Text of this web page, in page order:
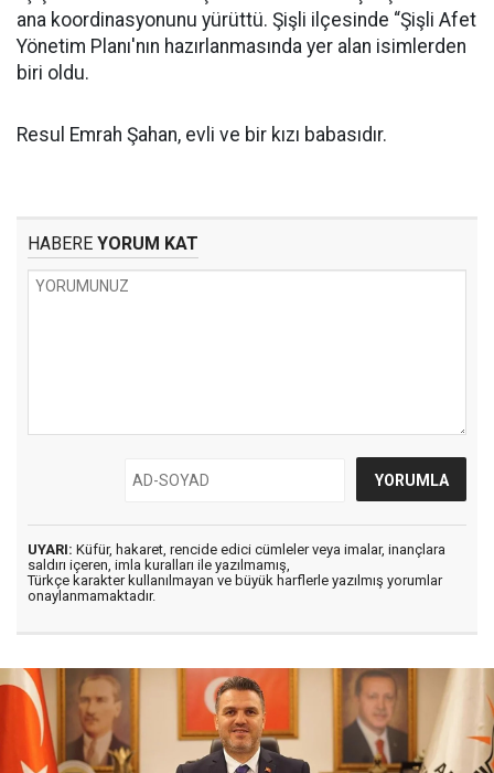
ana koordinasyonunu yürüttü. Şişli ilçesinde “Şişli Afet
Yönetim Planı'nın hazırlanmasında yer alan isimlerden
biri oldu.
Resul Emrah Şahan, evli ve bir kızı babasıdır.
HABERE YORUM KAT
UYARI: Küfür, hakaret, rencide edici cümleler veya imalar, inançlara
saldırı içeren, imla kuralları ile yazılmamış,
Türkçe karakter kullanılmayan ve büyük harflerle yazılmış yorumlar
onaylanmamaktadır.